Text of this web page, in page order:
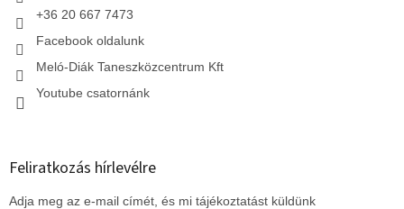
+36 20 667 7473
Facebook oldalunk
Meló-Diák Taneszközcentrum Kft
Youtube csatornánk
Feliratkozás hírlevélre
Adja meg az e-mail címét, és mi tájékoztatást küldünk